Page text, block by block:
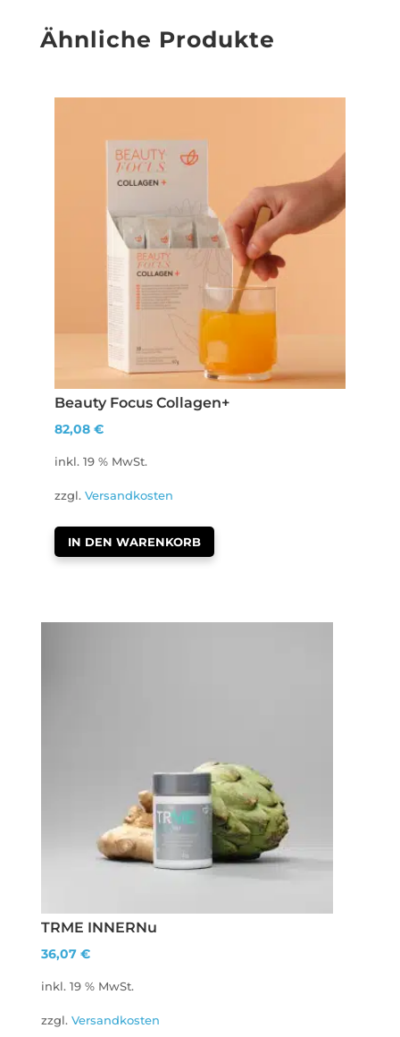
Ähnliche Produkte
Beauty Focus Collagen+
82,08 €
inkl. 19 % MwSt.
zzgl. Versandkosten
IN DEN WARENKORB
TRME INNERNu
36,07€
inkl. 19 % MwSt.
zzgl.Versandkosten